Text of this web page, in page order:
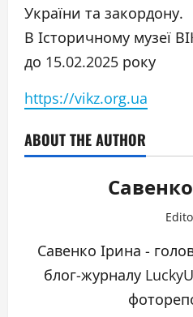
України та закордону.
В Історичному музеї
до 15.02.2025 року
https://vikz.org.ua
ABOUT THE AUTHOR
Савенко Ірина -
блог-журналу